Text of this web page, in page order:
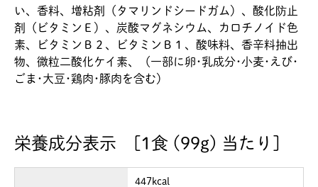
い、香料、増粘剤（タマリンドシードガム）、酸化防止
剤（ビタミンＥ）、炭酸マグネシウム、カロチノイド色
素、ビタミンＢ２、ビタミンＢ１、酸味料、香辛料抽出
物、微粒二酸化ケイ素、（一部に卵･乳成分･小麦･えび･
ごま･大豆･鶏肉･豚肉を含む）
栄養成分表示 [1食 (99g) 当たり]
447kcal